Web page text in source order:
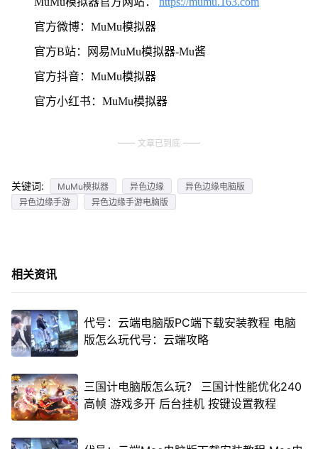
官方微博：MuMu模拟器
官方B站：网易MuMu模拟器-Mu酱
官方抖音：MuMu模拟器
官方小红书：MuMu模拟器
文章已到底
关键词: MuMu模拟器 异色边缘
异色边缘电脑版
异色边缘手游
异色边缘手游电脑版
相关资讯
代号：云端电脑版PC端下载安装教程 电脑
版怎么玩代号：云端攻略
三国计电脑版怎么玩？ 三国计性能优化240
高帧 游戏多开 后台挂机 按键设置教程